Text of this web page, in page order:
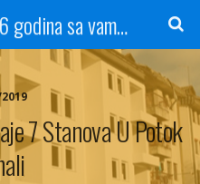
Radio Gradačac - 56 godina sa vama...
7 Stanova U Potok